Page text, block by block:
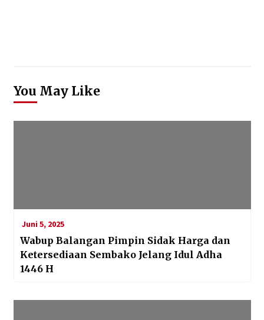
You May Like
Juni 5, 2025
Wabup Balangan Pimpin Sidak Harga dan
Ketersediaan Sembako Jelang Idul Adha
1446 H